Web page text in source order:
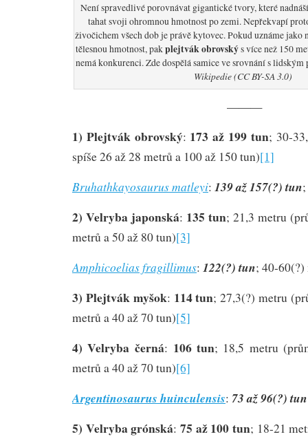
Není spravedlivé porovnávat gigantické tvory, které
tahat svoji ohromnou hmotnost po zemi. Nepřekvapí
živočichem všech dob je právě kytovec. Pokud uznáme
tělesnou hmotnost, pakplejtvák obrovskýs více než 150
nemá konkurenci. Zde dospělá samice ve srovnání s lidským
Wikipedie (CC BY-SA 3.0)
———
1) Plejtvák obrovský: 173 až 199 tun; 30-
spíše 26 až 28 metrů a 100 až 150 tun)[1]
Bruhathkayosaurus matleyi: 139 až 157(?) tun
2) Velryba japonská: 135 tun; 21,3 metru
metrů a 50 až 80 tun)[3]
Amphicoelias fragillimus: 122(?) tun; 40-60(?)
3) Plejtvák myšok: 114 tun; 27,3(?) metru
metrů a 40 až 70 tun)[5]
4) Velryba černá: 106 tun; 18,5 metru
metrů a 40 až 70 tun)[6]
Argentinosaurus huinculensis: 73 až 96(?) tun
5) Velryba grónská:75 až 100 tun; 18-21